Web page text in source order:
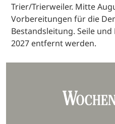
Trier/Trierweiler. Mitte
Vorbereitungen für die
Bestandsleitung. Seile
2027 entfernt werden.